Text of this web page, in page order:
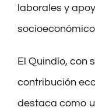
laborales y
El Quindío, con
contribución
destaca como